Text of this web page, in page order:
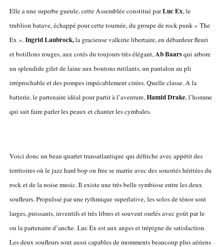
Elle a une superbe gueule, cette Assemblée constitué parLuc Ex, le
trublion batave, échappé pour cette tournée, du groupe de rock punk « The
Ex ».Ingrid Laubrock,la gracieuse valkirie libertaire, en débardeur fleuri
et botillons rouges, aux cotés du toujours très élégant,Ab Baarsqui arbore
un splendide gilet de laine aux boutons rutilants, un pantalon au pli
irréprochable et des pompes impécablement cirées. Quelle classe. A la
batterie, le partenaire idéal pour partir à l’aventure,Hamid Drake, l’homme
qui sait faire parler les peaux et chanter les cymbales.
Voici donc un beau quartet transatlantique qui défriche avec appétit des
territoires où le jazz hard bop ou free se marrie avec des sonoriés héritées du
rock et de la noise music. Il existe une très belle symbiose entre les deux
soufleurs. Propulssé par une rythmique superlative, les solos de ténor sont
larges, puissants, inventifs et très libres et souvent ourlés avec goût par le
ou la partenaire d’anche. Luc Ex est aux anges et trépigne de satisfaction.
Les deux soufleurs sont aussi capables de momments beaucoup plus aériens